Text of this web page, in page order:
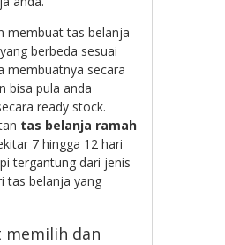
membuat tas belanja
berbeda sesuai
membuatnya secara
bisa pula anda
ready stock.
tas belanja ramah
7 hingga 12 hari
tergantung dari jenis
tas belanja yang
memilih dan